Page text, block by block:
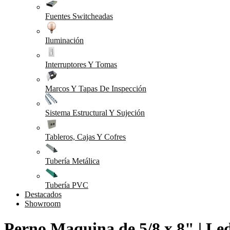
Fuentes Switcheadas
Iluminación
Interruptores Y Tomas
Marcos Y Tapas De Inspección
Sistema Estructural Y Sujeción
Tableros, Cajas Y Cofres
Tubería Metálica
Tubería PVC
Destacados
Showroom